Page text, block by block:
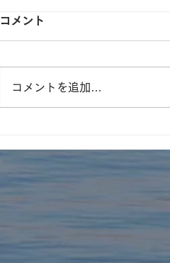
は『SHIMASATOMI』さん
コメント
コメントを追加…